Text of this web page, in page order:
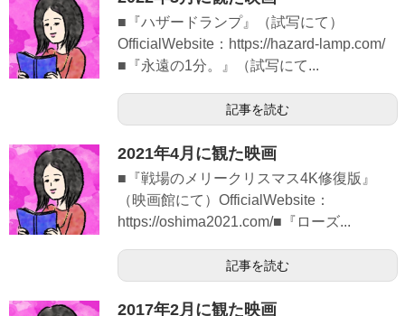
■『ハザードランプ』（試写にて）
OfficialWebsite：https://hazard-lamp.com/
■『永遠の1分。』（試写にて...
記事を読む
2021年4月に観た映画
■『戦場のメリークリスマス4K修復版』
（映画館にて）OfficialWebsite：
https://oshima2021.com/■『ローズ...
記事を読む
2017年2月に観た映画